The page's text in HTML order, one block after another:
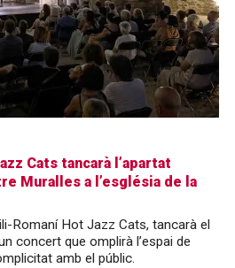
Cats tancarà l’apartat
Muralles a l’església de la
Romaní Hot Jazz Cats, tancarà el
concert que omplirà l’espai de
amb el públic.